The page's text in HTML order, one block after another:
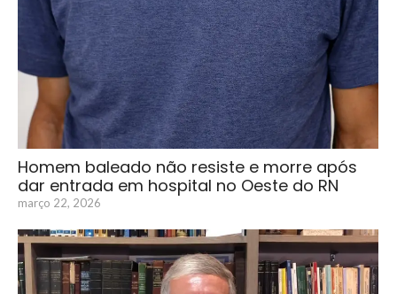
Homem baleado não resiste e morre após
dar entrada em hospital no Oeste do RN
março 22, 2026